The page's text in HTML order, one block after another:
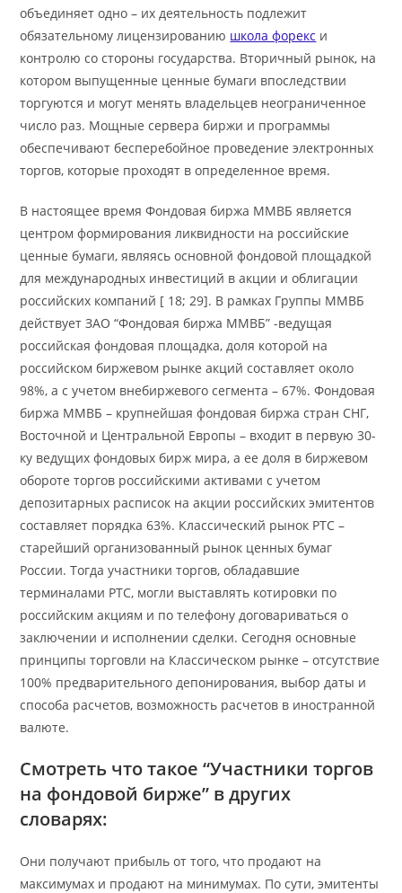
объединяет одно – их деятельность подлежит
обязательному лицензированию школа форекс и
контролю со стороны государства. Вторичный рынок, на
котором выпущенные ценные бумаги впоследствии
торгуются и могут менять владельцев неограниченное
число раз. Мощные сервера биржи и программы
обеспечивают бесперебойное проведение электронных
торгов, которые проходят в определенное время.
В настоящее время Фондовая биржа ММВБ является
центром формирования ликвидности на российские
ценные бумаги, являясь основной фондовой площадкой
для международных инвестиций в акции и облигации
российских компаний [ 18; 29]. В рамках Группы ММВБ
действует ЗАО “Фондовая биржа ММВБ” -ведущая
российская фондовая площадка, доля которой на
российском биржевом рынке акций составляет около
98%, а с учетом внебиржевого сегмента – 67%. Фондовая
биржа ММВБ – крупнейшая фондовая биржа стран СНГ,
Восточной и Центральной Европы – входит в первую 30-
ку ведущих фондовых бирж мира, а ее доля в биржевом
обороте торгов российскими активами с учетом
депозитарных расписок на акции российских эмитентов
составляет порядка 63%. Классический рынок РТС –
старейший организованный рынок ценных бумаг
России. Тогда участники торгов, обладавшие
терминалами РТС, могли выставлять котировки по
российским акциям и по телефону договариваться о
заключении и исполнении сделки. Сегодня основные
принципы торговли на Классическом рынке – отсутствие
100% предварительного депонирования, выбор даты и
способа расчетов, возможность расчетов в иностранной
валюте.
Смотреть что такое “Участники торгов
на фондовой бирже” в других
словарях:
Они получают прибыль от того, что продают на
максимумах и продают на минимумах. По сути, эмитенты